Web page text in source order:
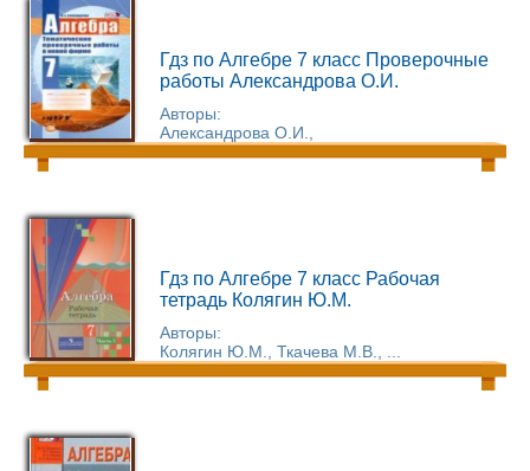
Гдз по Алгебре 7 класс Проверочные
работы Александрова О.И.
Авторы:
Александрова О.И.,
Гдз по Алгебре 7 класс Рабочая
тетрадь Колягин Ю.М.
Авторы:
Колягин Ю.М., Ткачева М.В., ...